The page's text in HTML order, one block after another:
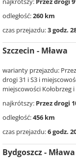
odległość:260 km
czas przejazdu:3 godz.
Szczecin - Mława
warianty przejazdu:
drogi 31 i S3 i
miejscowości Kołobrzeg
najkrótszy: Przez drogi
odległość:456 km
czas przejazdu:6 godz.
Bydgoszcz - Mława